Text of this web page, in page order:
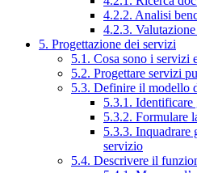
4.2.2. Analisi
4.2.3.
5. Progettazione dei servizi
5.1. Cosa sono i servizi
5.2. Progettare servizi
5.3. Definire il modello
5.3.1.
5.3.2. Formulare
5.3.3. Inquadrare
servizio
5.4. Descrivere il